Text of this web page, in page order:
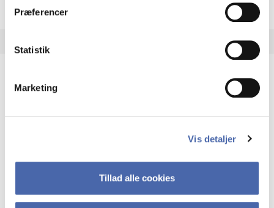
Præferencer
Statistik
Marketing
Vis detaljer
Tillad alle cookies
HA(it.) - erhvervs­økonomi og informations­
virksomheders muligheder og udfordringer inden